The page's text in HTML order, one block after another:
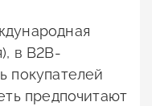
в B2B-
покупателей
предпочитают